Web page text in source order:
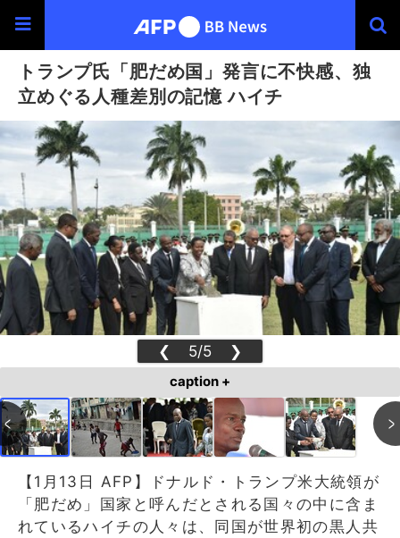
トランプ氏「肥だめ国」発言に不快感、独
立めぐる人種差別の記憶 ハイチ
❮ 5/5 ❯
caption +
【1月13日 AFP】ドナルド・トランプ米大統領が
「肥だめ」国家と呼んだとされる国々の中に含ま
れているハイチの人々は、同国が世界初の黒人共